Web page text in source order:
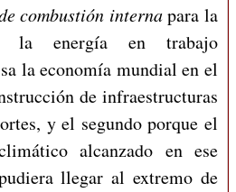
combustión internapara la
la energía en trabajo
la economía mundial en el
de infraestructuras
y el segundo porque el
alcanzado en ese
llegar al extremo de